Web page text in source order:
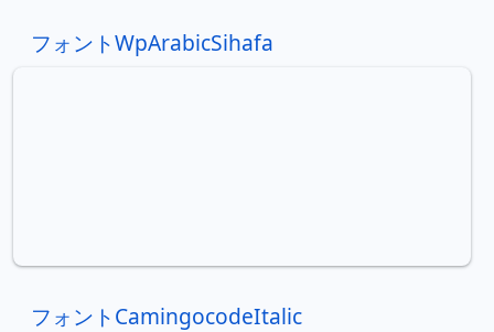
フォントWpArabicSihafa
フォントCamingocodeItalic